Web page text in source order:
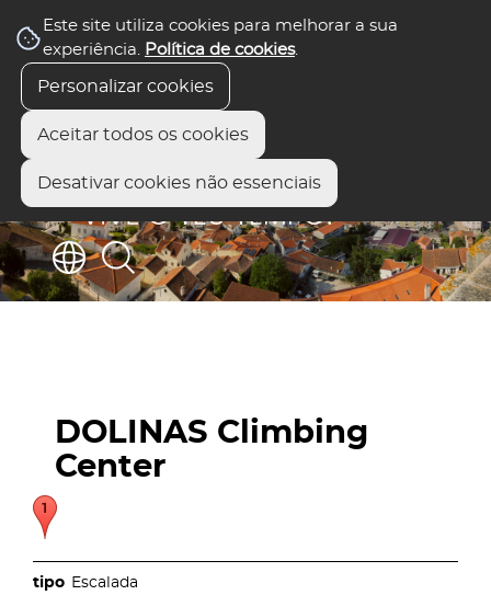
Este site utiliza cookies para melhorar a sua
experiência. Política de cookies.
Personalizar cookies
Aceitar todos os cookies
Desativar cookies não essenciais
DOLINAS Climbing
Center
Escalada